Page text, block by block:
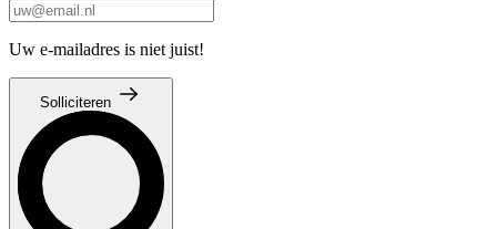
Uw e-mailadres is niet juist!
Solliciteren